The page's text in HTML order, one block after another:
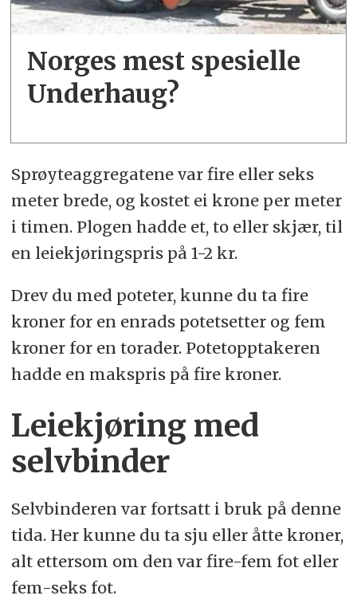
Norges mest spesielle
Underhaug?
Sprøyteaggregatene var fire eller seks
meter brede, og kostet ei krone per meter
i timen. Plogen hadde et, to eller skjær, til
en leiekjøringspris på 1-2 kr.
Drev du med poteter, kunne du ta fire
kroner for en enrads potetsetter og fem
kroner for en torader. Potetopptakeren
hadde en makspris på fire kroner.
Leiekjøring med
selvbinder
Selvbinderen var fortsatt i bruk på denne
tida. Her kunne du ta sju eller åtte kroner,
alt ettersom om den var fire-fem fot eller
fem-seks fot.